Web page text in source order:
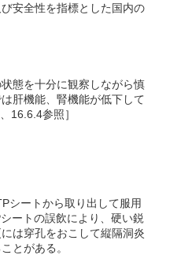
安全性を指標とした国内の
態を十分に観察しながら慎
肝機能、腎機能が低下して
16.6.4参照］
シートから取り出して服用
ートの誤飲により、硬い鋭
は穿孔をおこして縦隔洞炎
とがある。